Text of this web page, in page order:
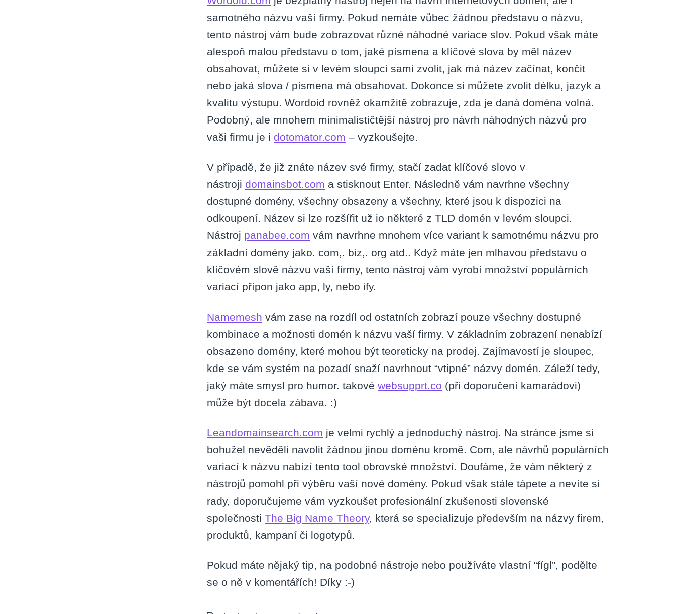
samotného názvu vaší firmy. Pokud nemáte vůbec žádnou představu o názvu,
tento nástroj vám bude zobrazovat různé náhodné variace slov. Pokud však máte
alespoň malou představu o tom, jaké písmena a klíčové slova by měl název
obsahovat, můžete si v levém sloupci sami zvolit, jak má název začínat, končit
nebo jaká slova / písmena má obsahovat. Dokonce si můžete zvolit délku, jazyk a
kvalitu výstupu. Wordoid rovněž okamžitě zobrazuje, zda je daná doména volná.
Podobný, ale mnohem minimalističtější nástroj pro návrh náhodných názvů pro
vaši firmu je i dotomator.com – vyzkoušejte.
V případě, že již znáte název své firmy, stačí zadat klíčové slovo v
nástroji domainsbot.com a stisknout Enter. Následně vám navrhne všechny
dostupné domény, všechny obsazeny a všechny, které jsou k dispozici na
odkoupení. Název si lze rozšířit už io některé z TLD domén v levém sloupci.
Nástroj panabee.com vám navrhne mnohem více variant k samotnému názvu pro
základní domény jako. com,. biz,. org atd.. Když máte jen mlhavou představu o
klíčovém slově názvu vaší firmy, tento nástroj vám vyrobí množství populárních
variací přípon jako app, ly, nebo ify.
Namemesh vám zase na rozdíl od ostatních zobrazí pouze všechny dostupné
kombinace a možnosti domén k názvu vaší firmy. V základním zobrazení nenabízí
obsazeno domény, které mohou být teoreticky na prodej. Zajímavostí je sloupec,
kde se vám systém na pozadí snaží navrhnout “vtipné” názvy domén. Záleží tedy,
jaký máte smysl pro humor. takové websupprt.co (při doporučení kamarádovi)
může být docela zábava. :)
Leandomainsearch.com je velmi rychlý a jednoduchý nástroj. Na stránce jsme si
bohužel nevěděli navolit žádnou jinou doménu kromě. Com, ale návrhů populárních
variací k názvu nabízí tento tool obrovské množství. Doufáme, že vám některý z
nástrojů pomohl při výběru vaší nové domény. Pokud však stále tápete a nevíte si
rady, doporučujeme vám vyzkoušet profesionální zkušenosti slovenské
společnosti The Big Name Theory, která se specializuje především na názvy firem,
produktů, kampaní či logotypů.
Pokud máte nějaký tip, na podobné nástroje nebo používáte vlastní “fígl”, podělte
se o ně v komentářích! Díky :-)